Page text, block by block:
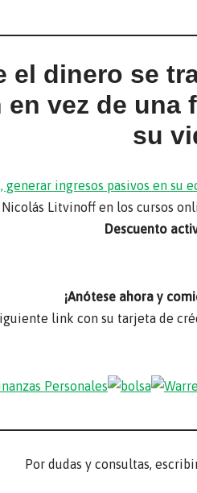
el dinero se
vez de una
su
generar ingresos pasivos en su
Litvinoff en los cursos
Descuento
¡Anótese ahora y
link con su tarjeta de
Por dudas y consultas,